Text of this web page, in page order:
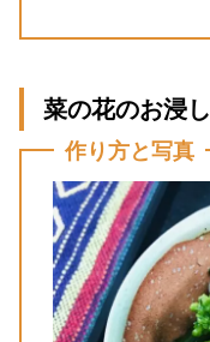
菜の花のお浸し
作り方と写真